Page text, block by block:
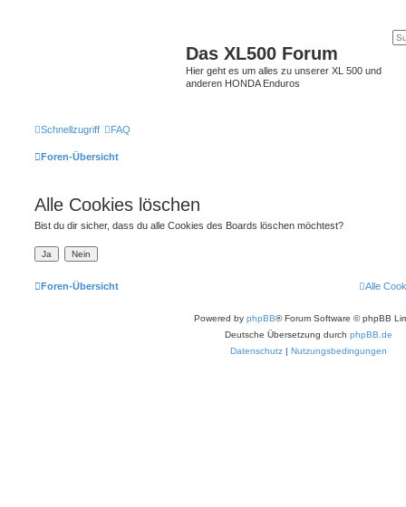
Das XL500 Forum
Hier geht es um alles zu unserer XL 500 und
anderen HONDA Enduros
Schnellzugriff FAQ
Foren-Übersicht
Alle Cookies löschen
Bist du dir sicher, dass du alle Cookies des Boards löschen möchtest?
Foren-Übersicht Alle
Powered by phpBB® Forum Software © phpBB
Deutsche Übersetzung durch phpBB.de
Datenschutz | Nutzungsbedingungen